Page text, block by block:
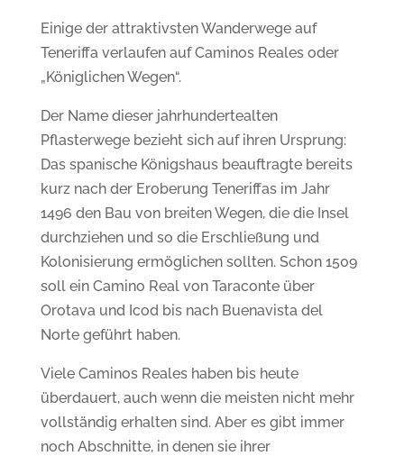
Einige der attraktivsten Wanderwege auf
Teneriffa verlaufen auf Caminos Reales oder
„Königlichen Wegen“.
Der Name dieser jahrhundertealten
Pflasterwege bezieht sich auf ihren Ursprung:
Das spanische Königshaus beauftragte bereits
kurz nach der Eroberung Teneriffas im Jahr
1496 den Bau von breiten Wegen, die die Insel
durchziehen und so die Erschließung und
Kolonisierung ermöglichen sollten. Schon 1509
soll ein Camino Real von Taraconte über
Orotava und Icod bis nach Buenavista del
Norte geführt haben.
Viele Caminos Reales haben bis heute
überdauert, auch wenn die meisten nicht mehr
vollständig erhalten sind. Aber es gibt immer
noch Abschnitte, in denen sie ihrer